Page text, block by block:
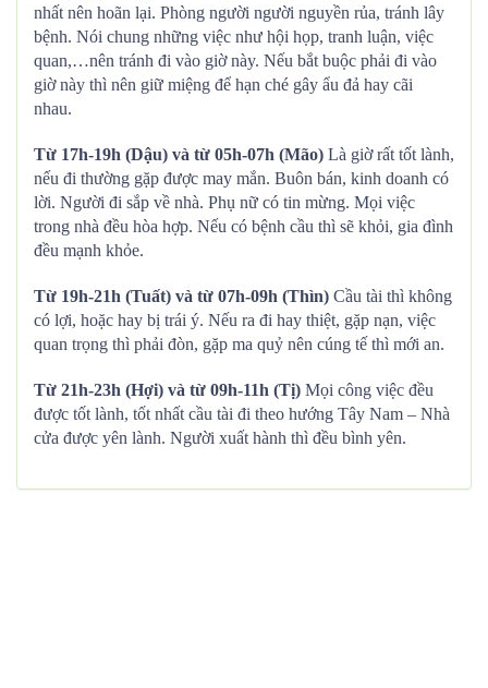
nhất nên hoãn lại. Phòng người người nguyền rủa, tránh lây
bệnh. Nói chung những việc như hội họp, tranh luận, việc
quan,…nên tránh đi vào giờ này. Nếu bắt buộc phải đi vào
giờ này thì nên giữ miệng để hạn ché gây ẩu đả hay cãi
nhau.
Từ 17h-19h (Dậu) và từ 05h-07h (Mão) Là giờ rất tốt lành,
nếu đi thường gặp được may mắn. Buôn bán, kinh doanh có
lời. Người đi sắp về nhà. Phụ nữ có tin mừng. Mọi việc
trong nhà đều hòa hợp. Nếu có bệnh cầu thì sẽ khỏi, gia đình
đều mạnh khỏe.
Từ 19h-21h (Tuất) và từ 07h-09h (Thìn) Cầu tài thì không
có lợi, hoặc hay bị trái ý. Nếu ra đi hay thiệt, gặp nạn, việc
quan trọng thì phải đòn, gặp ma quỷ nên cúng tế thì mới an.
Từ 21h-23h (Hợi) và từ 09h-11h (Tị) Mọi công việc đều
được tốt lành, tốt nhất cầu tài đi theo hướng Tây Nam – Nhà
cửa được yên lành. Người xuất hành thì đều bình yên.